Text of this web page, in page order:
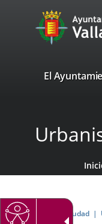
Portal
Web
Valladolid
valladolid.es
El
Tu Ciudad